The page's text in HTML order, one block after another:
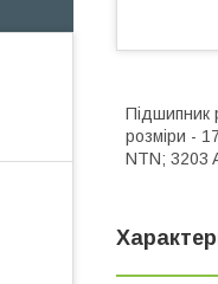
Підшипник
розміри -
NTN; 3203